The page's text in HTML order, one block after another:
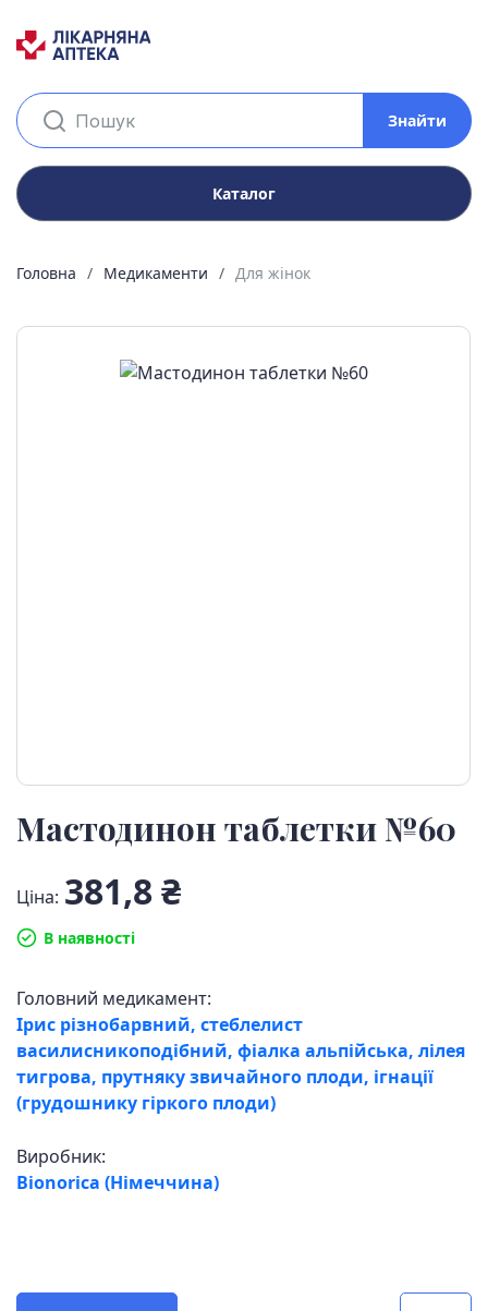
Каталог
Знайти
Головна Медикаменти Для жінок
Мастодинон таблетки №60
Ціна: 381,8 ₴
В наявності
Головний медикамент:
Ірис різнобарвний, стеблелист
василисникоподібний, фіалка альпійська, лілея
тигрова, прутняку звичайного плоди, ігнації
(грудошнику гіркого плоди)
Виробник:
Bionorica (Німеччина)